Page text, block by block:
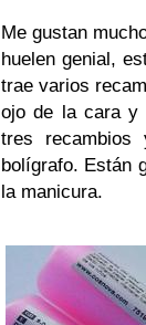
Me gustan
huelen genial,
trae varios
ojo de la cara y
tres
bolígrafo. Están
la manicura.